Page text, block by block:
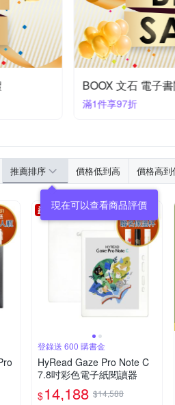
BOOX 文石 電子
滿1件享97折
推薦排序 價格低到高 價格高到
登錄送 600 購書金
HyRead Gaze Pro Note C
7.8吋彩色電子紙閱讀器
$14,188 $14,588